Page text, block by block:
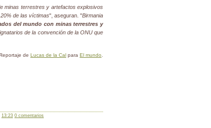
minas terrestres y artefactos explosivos
de las víctimas", aseguran. "Birmania
del mundo con minas terrestres y
de la convención de la ONU que
de Lucas de la Cal para El mundo
13:23 0 comentarios